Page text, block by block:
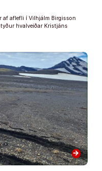
af aflefli í Vilhjálm Birgisson
hvalveiðar Kristjáns
arrow_forward